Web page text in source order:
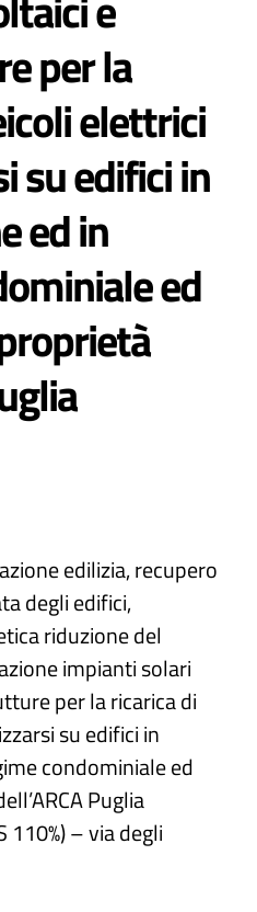
per la
elettrici
su edifici in
ed in
ed
edilizia, recupero
degli edifici,
riduzione del
impianti solari
per la ricarica di
su edifici in
condominiale ed
Puglia
110%) – via degli